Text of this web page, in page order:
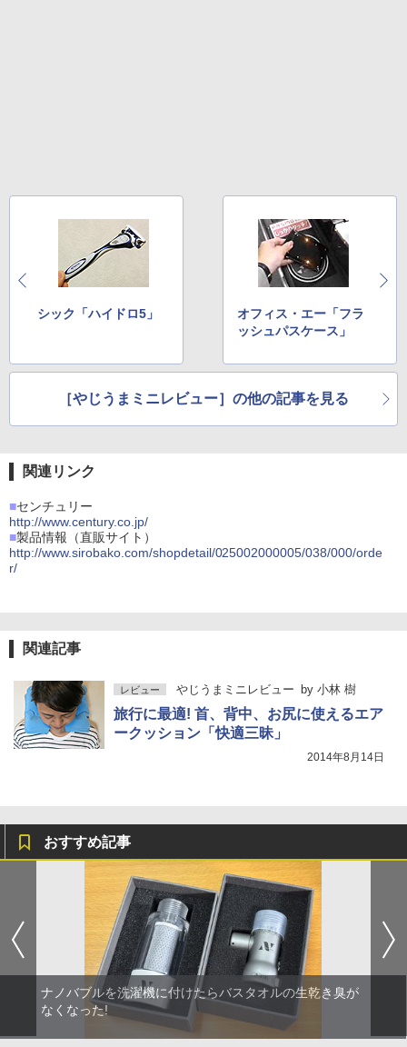
シック「ハイドロ5」
オフィス・エー「フラ
ッシュパスケース」
［やじうまミニレビュー］の他の記事を見る
関連リンク
■センチュリー
http://www.century.co.jp/
■製品情報（直販サイト）
http://www.sirobako.com/shopdetail/025002000005/038/000/orde
r/
関連記事
レビュー やじうまミニレビュー by 小林 樹
旅行に最適! 首、背中、お尻に使えるエア
ークッション「快適三昧」
2014年8月14日
おすすめ記事
ナノバブルを洗濯機に付けたらバスタオルの生乾き臭が
なくなった!